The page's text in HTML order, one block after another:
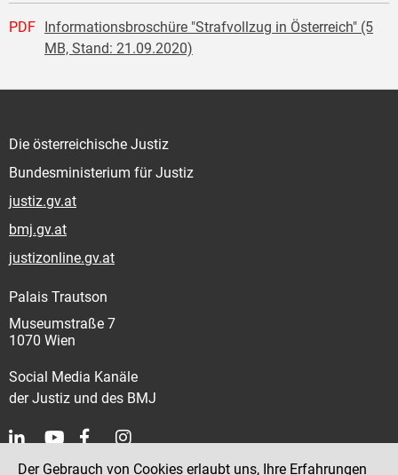
PDF
Informationsbroschüre "Strafvollzug in Österreich" (5
MB, Stand: 21.09.2020)
Die österreichische Justiz
Bundesministerium für Justiz
justiz.gv.at
bmj.gv.at
justizonline.gv.at
Palais Trautson
Museumstraße 7
1070 Wien
Social Media Kanäle
der Justiz und des BMJ
Der Gebrauch von Cookies erlaubt uns, Ihre Erfahrungen